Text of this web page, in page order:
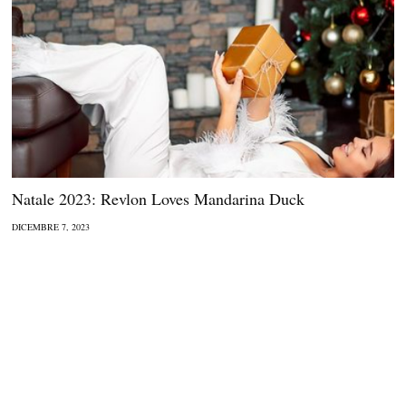
Natale 2023: Revlon Loves Mandarina Duck
DICEMBRE 7, 2023